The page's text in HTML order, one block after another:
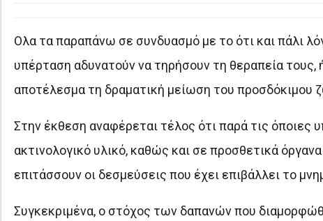
Ολα τα παραπάνω σε συνδυασμό με το ότι και πάλι
υπέρταση αδυνατούν να τηρήσουν τη θεραπεία
αποτέλεσμα τη δραματική μείωση του προσδόκιμου
Στην έκθεση αναφέρεται τέλος ότι παρά τις όποιες
ακτινολογικό υλικό, καθώς και σε προσθετικά
επιτάσσουν οι δεσμεύσεις που έχει επιβάλλει το
Συγκεκριμένα, ο στόχος των δαπανών που